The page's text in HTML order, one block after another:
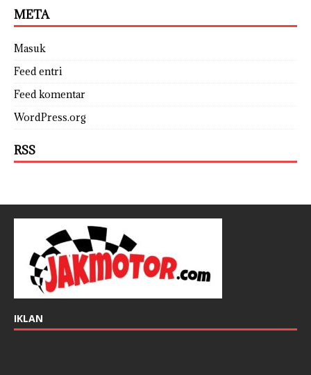
META
Masuk
Feed entri
Feed komentar
WordPress.org
RSS
IKLAN